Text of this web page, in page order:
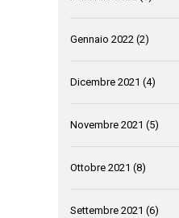
Gennaio 2022 (2)
Dicembre 2021 (4)
Novembre 2021 (5)
Ottobre 2021 (8)
Settembre 2021 (6)